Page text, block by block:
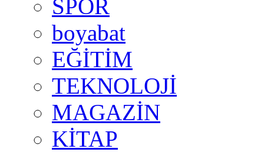
SPOR
boyabat
EĞİTİM
TEKNOLOJİ
MAGAZİN
KİTAP